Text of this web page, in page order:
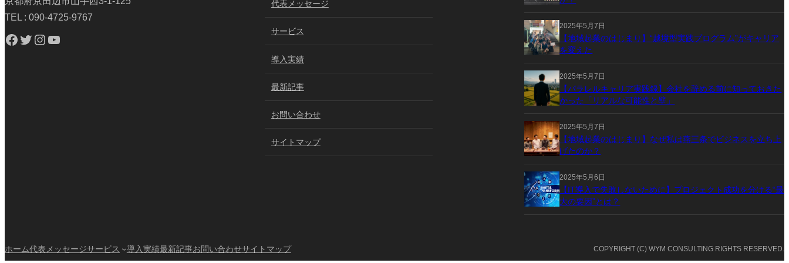
TEL : 090-4725-9767
Facebook Twitter Instagram YouTube
代表メッセージ
サービス
導入実績
最新記事
お問い合わせ
サイトマップ
2025年5月7日
【地域起業のはじまり】“越境型実践プログラム”がキャリア
を変えた
2025年5月7日
【パラレルキャリア実践録】会社を辞める前に知っておきた
かった「リアルな可能性と壁」
2025年5月7日
【地域起業のはじまり】なぜ私は燕三条でビジネスを立ち上
げたのか？
2025年5月6日
【IT導入で失敗しないために】プロジェクト成功を分ける“最
大の要因”とは？
ホーム代表メッセージサービス 導入実績最新記事お問い合わせサイトマップ COPYRIGHT (C) WYM CONSULTING RIGHTS RESERVED.